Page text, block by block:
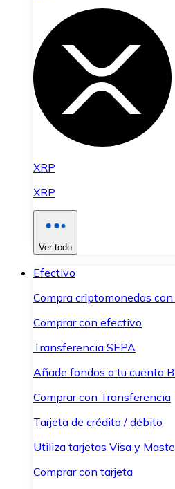
XRP
XRP
Ver todo
Efectivo
Compra criptomonedas
Comprar con efectivo
Transferencia SEPA
Añade fondos a tu cuenta
Comprar con Transferencia
Tarjeta de crédito / débito
Utiliza tarjetas Visa y
Comprar con tarjeta